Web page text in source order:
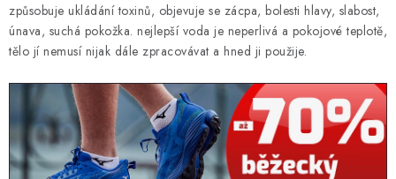
NOVINKY MIZUNO
OBLÍBENÉ DROBNOSTI
ZNAČKY
způsobuje ukládání toxinů, objevuje se zácpa, bolesti hlavy, slabost,
únava, suchá pokožka. nejlepší voda je neperlivá a pokojové teplotě,
tělo jí nemusí nijak dále zpracovávat a hned ji použije.